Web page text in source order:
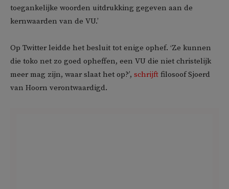
toegankelijke woorden uitdrukking gegeven aan de
kernwaarden van de VU.’
Op Twitter leidde het besluit tot enige ophef. ‘Ze kunnen
die toko net zo goed opheffen, een VU die niet christelijk
meer mag zijn, waar slaat het op?’, schrijft filosoof Sjoerd
van Hoorn verontwaardigd.